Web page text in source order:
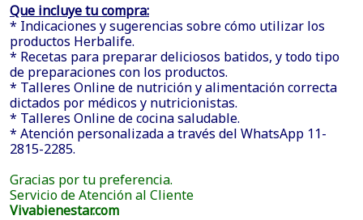
Que incluye tu compra:
* Indicaciones y sugerencias sobre cómo utilizar los
productos Herbalife.
* Recetas para preparar deliciosos batidos, y todo tipo
de preparaciones con los productos.
* Talleres Online de nutrición y alimentación correcta
dictados por médicos y nutricionistas.
* Talleres Online de cocina saludable.
* Atención personalizada a través del WhatsApp 11-
2815-2285.
Gracias por tu preferencia.
Servicio de Atención al Cliente
Vivabienestar.com